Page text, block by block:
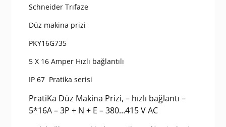
Makine
Prizi
Schneider Trıfaze
Düz makina prizi
PKY16G735
5 X 16 Amper Hızlı bağlantılı
IP 67 Pratika serisi
PratiKa Düz Makina Prizi, – hızlı bağlantı –
5*16A – 3P + N + E – 380…415 V AC